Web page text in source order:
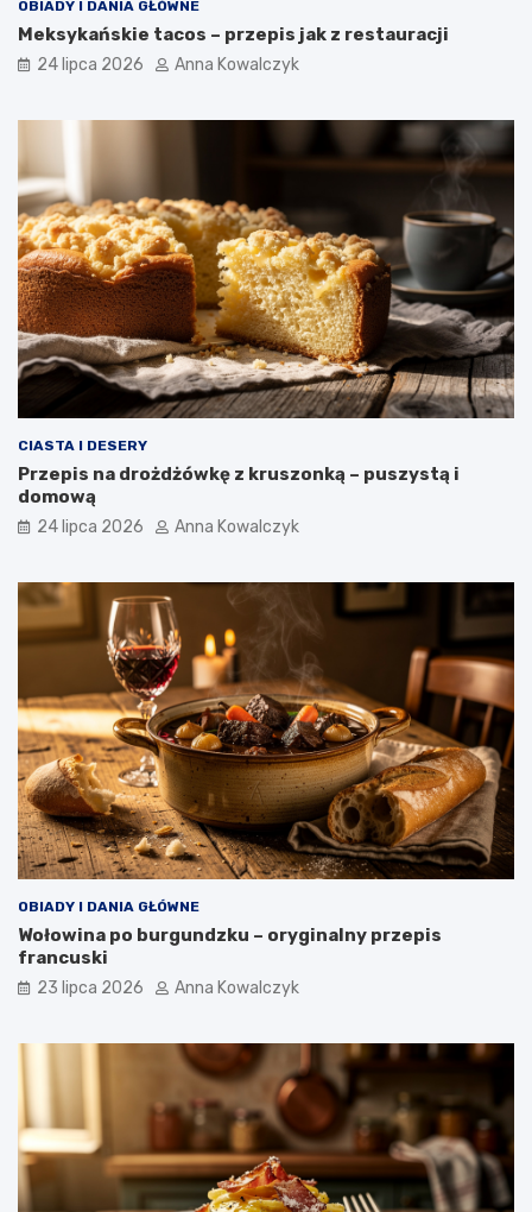
OBIADY I DANIA GŁÓWNE
Meksykańskie tacos – przepis jak z restauracji
24 lipca 2026 Anna Kowalczyk
CIASTA I DESERY
Przepis na drożdżówkę z kruszonką – puszystą i
domową
24 lipca 2026 Anna Kowalczyk
OBIADY I DANIA GŁÓWNE
Wołowina po burgundzku – oryginalny przepis
francuski
23 lipca 2026 Anna Kowalczyk